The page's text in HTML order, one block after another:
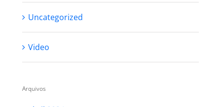
Blog
Uncategorized